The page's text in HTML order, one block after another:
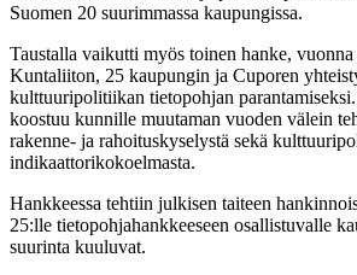
Suomen 20 suurimmassa kaupungissa.
Taustalla vaikutti myös toinen hanke,
Kuntaliiton, 25 kaupungin ja Cuporen
kulttuuripolitiikan tietopohjan
koostuu kunnille muutaman vuoden välein
rakenne- ja rahoituskyselystä sekä
indikaattorikokoelmasta.
Hankkeessa tehtiin julkisen taiteen
25:lle tietopohjahankkeeseen osallistuvalle
suurinta kuuluvat.